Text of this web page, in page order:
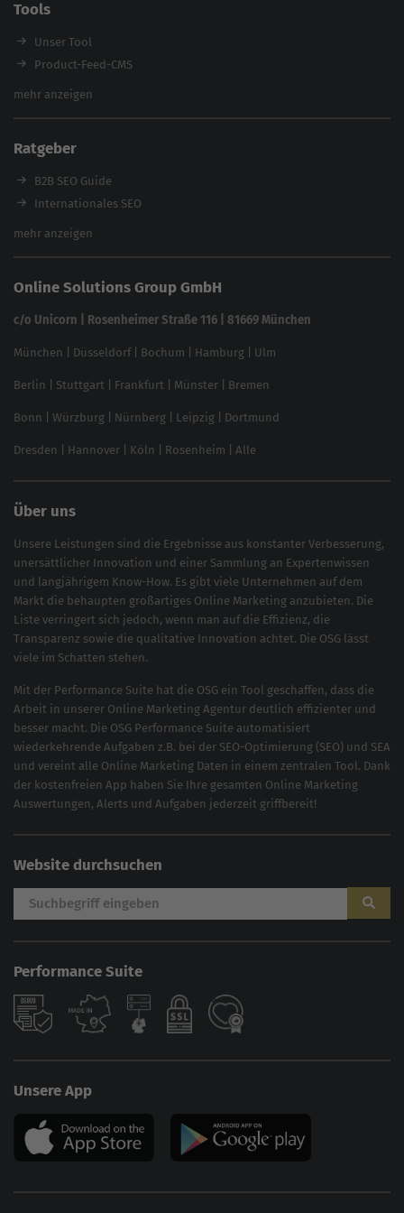
Enterprise SEO Agentur
Workshops
Tools
Unser Tool
Product-Feed-CMS
Website Analyse
Backlink-Check
Ladezeiten-Check
Brand Protection Tool
Website SEO Check
feed2content.ai
mehr anzeigen
Ratgeber
B2B SEO Guide
Internationales SEO
eCommerce SEO
In ChatGPT gefunden werden
Linkbuilding 2025
Local SEO
SEO für Online Shops
Brand Monitoring 2025
mehr anzeigen
Online Solutions Group GmbH
c/o Unicorn | Rosenheimer Straße 116 | 81669 München
München Düsseldorf| Bochum Hamburg Ulm
Berlin Stuttgart Frankfurt Münster Bremen
Bonn Würzburg Nürnberg Leipzig Dortmund
Dresden Hannover Köln Rosenheim Alle
Über uns
Unsere Leistungen sind die Ergebnisse aus konstanter Verbesserung,
unersättlicher Innovation und einer Sammlung an Expertenwissen
und langjährigem Know-How. Es gibt viele Unternehmen auf dem
Markt die behaupten großartiges Online Marketing anzubieten. Die
Liste verringert sich jedoch, wenn man auf die Effizienz, die
Transparenz sowie die qualitative Innovation achtet. Die OSG lässt
viele im Schatten stehen.
Mit der Performance Suite hat die OSG ein Tool geschaffen, dass die
Arbeit in unserer Online Marketing Agentur deutlich effizienter und
besser macht. Die OSG Performance Suite automatisiert
wiederkehrende Aufgaben z.B. bei der SEO-Optimierung (SEO) und SEA
und vereint alle Online Marketing Daten in einem zentralen Tool. Dank
der kostenfreien App haben Sie Ihre gesamten Online Marketing
Auswertungen, Alerts und Aufgaben jederzeit griffbereit!
Website durchsuchen
Performance Suite
Unsere App